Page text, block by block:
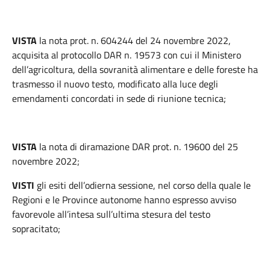
VISTA la nota prot. n. 604244 del 24 novembre 2022,
acquisita al protocollo DAR n. 19573 con cui il Ministero
dell’agricoltura, della sovranità alimentare e delle foreste ha
trasmesso il nuovo testo, modificato alla luce degli
emendamenti concordati in sede di riunione tecnica;
VISTA la nota di diramazione DAR prot. n. 19600 del 25
novembre 2022;
VISTI gli esiti dell’odierna sessione, nel corso della quale le
Regioni e le Province autonome hanno espresso avviso
favorevole all’intesa sull’ultima stesura del testo
sopracitato;